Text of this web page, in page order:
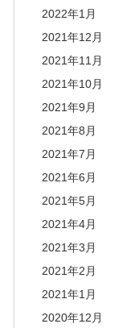
2022年1月
2021年12月
2021年11月
2021年10月
2021年9月
2021年8月
2021年7月
2021年6月
2021年5月
2021年4月
2021年3月
2021年2月
2021年1月
2020年12月